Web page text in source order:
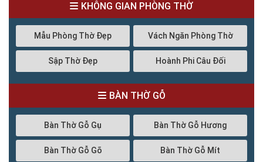
KHÔNG GIAN PHÒNG THỜ
Mẫu Phòng Thờ Đẹp Vách Ngăn Phòng Thờ
Sập Thờ Đẹp Hoành Phi Câu Đối
BÀN THỜ GỖ
Bàn Thờ Gỗ Gụ Bàn Thờ Gỗ Hương
Bàn Thờ Gỗ Gõ Bàn Thờ Gỗ Mít